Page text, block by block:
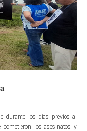
durante los días previos al
los asesinatos y